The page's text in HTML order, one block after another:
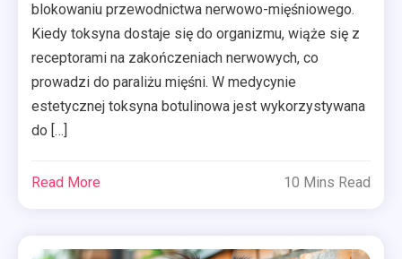
blokowaniu przewodnictwa nerwowo-mięśniowego.
Kiedy toksyna dostaje się do organizmu, wiąże się z
receptorami na zakończeniach nerwowych, co
prowadzi do paraliżu mięśni. W medycynie
estetycznej toksyna botulinowa jest wykorzystywana
do […]
Read More 10 Mins Read